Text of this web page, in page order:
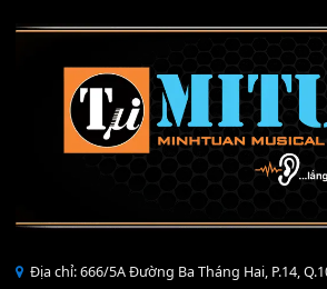
Mỡ tra phím đàn Piano Organ
₫
THÊM VÀO GIỎ HÀNG